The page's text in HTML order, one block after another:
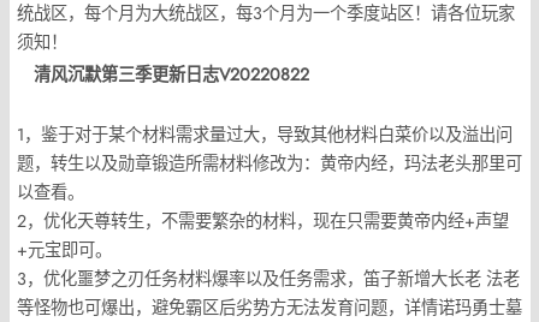
统战区，每个月为大统战区，每3个月为一个季度站区！请各位玩家
须知！
清风沉默第三季更新日志V20220822
1，鉴于对于某个材料需求量过大，导致其他材料白菜价以及溢出问
题，转生以及勋章锻造所需材料修改为：黄帝内经，玛法老头那里可
以查看。
2，优化天尊转生，不需要繁杂的材料，现在只需要黄帝内经+声望
+元宝即可。
3，优化噩梦之刃任务材料爆率以及任务需求，笛子新增大长老 法老
等怪物也可爆出，避免霸区后劣势方无法发育问题，详情诺玛勇士墓